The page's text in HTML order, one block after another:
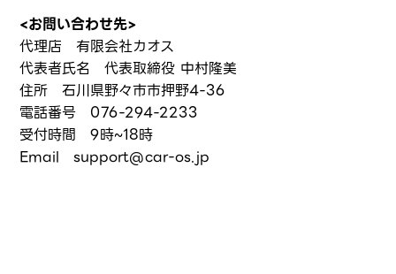
<お問い合わせ先>
代理店 有限会社カオス
代表者氏名 代表取締役 中村隆美
住所 石川県野々市市押野4-36
電話番号 076-294-2233
受付時間 9時~18時
Email support@car-os.jp